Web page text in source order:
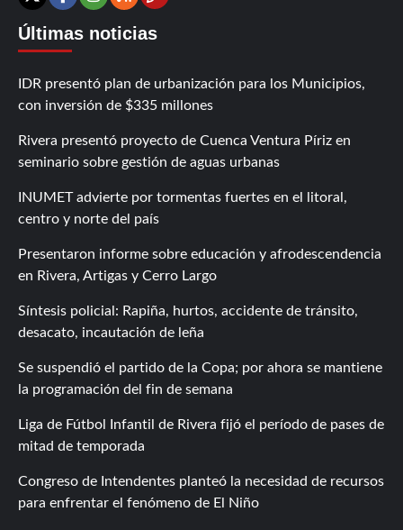
X Facebook
Instagram
RSSContáctanos
Últimas noticias
IDR presentó plan de urbanización para los Municipios,
con inversión de $335 millones
Rivera presentó proyecto de Cuenca Ventura Píriz en
seminario sobre gestión de aguas urbanas
INUMET advierte por tormentas fuertes en el litoral,
centro y norte del país
Presentaron informe sobre educación y afrodescendencia
en Rivera, Artigas y Cerro Largo
Síntesis policial: Rapiña, hurtos, accidente de tránsito,
desacato, incautación de leña
Se suspendió el partido de la Copa; por ahora se mantiene
la programación del fin de semana
Liga de Fútbol Infantil de Rivera fijó el período de pases de
mitad de temporada
Congreso de Intendentes planteó la necesidad de recursos
para enfrentar el fenómeno de El Niño